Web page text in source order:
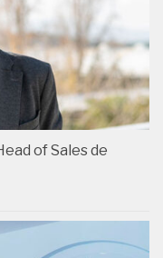
of Sales de